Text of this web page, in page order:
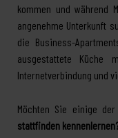
kommen und während
angenehme Unterkunft
die Business-
ausgestattete Küche
Internetverbindung und
Möchten Sie einige der
stattfinden